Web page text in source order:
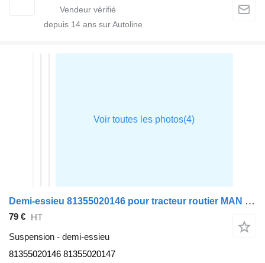
depuis 14 ans sur Autoline
Demi-essieu 81355020146 pour tracteur routier MAN TGX
79 € HT
Suspension - demi-essieu
81355020146 81355020147